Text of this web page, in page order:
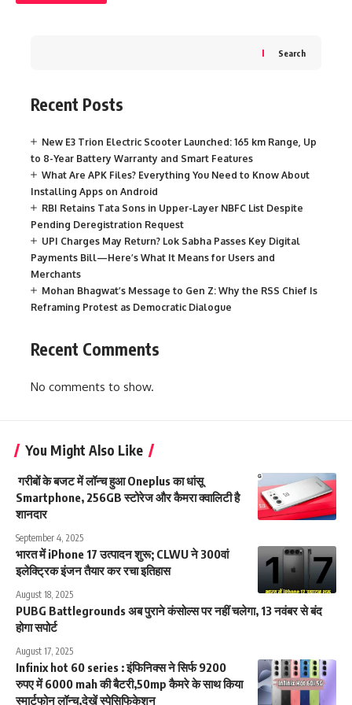
Search
Recent Posts
New E3 Trion Electric Scooter Launched: 165 km Range, Up
to 8-Year Battery Warranty and Smart Features
What Are APK Files? Everything You Need to Know About
Installing Apps on Android
RBI Retains Tata Sons in Upper-Layer NBFC List Despite
Pending Deregistration Request
UPI Charges May Return? Lok Sabha Passes Key Digital
Payments Bill—Here’s What It Means for Users and
Merchants
Mohan Bhagwat’s Message to Gen Z: Why the RSS Chief Is
Reframing Protest as Democratic Dialogue
Recent Comments
No comments to show.
You Might Also Like
गरीबों के बजट में लॉन्च हुआ Oneplus का धांसू
Smartphone, 256GB स्टोरेज और कैमरा क्वालिटी है
शानदार
September 4, 2025
भारत में iPhone 17 उत्पादन शुरू; CLWU ने 300वां
इलेक्ट्रिक इंजन तैयार कर रचा इतिहास
August 18, 2025
PUBG Battlegrounds अब पुराने कंसोल्स पर नहीं चलेगा, 13 नवंबर से बंद
होगा सपोर्ट
August 17, 2025
Infinix hot 60 series : इंफिनिक्स ने सिर्फ 9200
रुपए में 6000 mah की बैटरी,50mp कैमरे के साथ किया
स्मार्टफोन लॉन्च,देखें स्पेसिफिकेशन